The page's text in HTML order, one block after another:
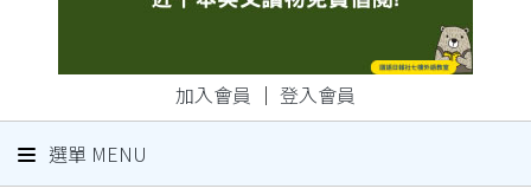
加入會員 ｜ 登入會員
選單 MENU